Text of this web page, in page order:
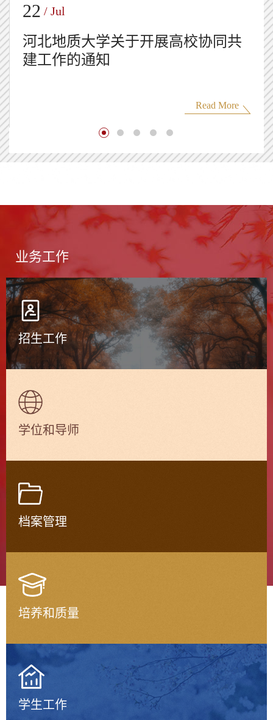
22 / Jul
河北地质大学关于开展高校协同共
建工作的通知
Read More
业务工作
招生工作
学位和导师
档案管理
培养和质量
学生工作